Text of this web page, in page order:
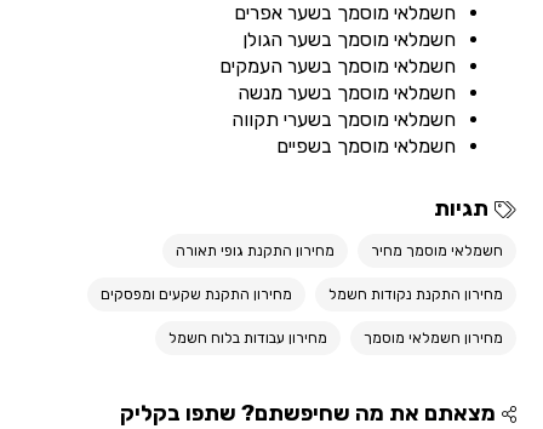
חשמלאי מוסמך בשער אפרים
חשמלאי מוסמך בשער הגולן
חשמלאי מוסמך בשער העמקים
חשמלאי מוסמך בשער מנשה
חשמלאי מוסמך בשערי תקווה
חשמלאי מוסמך בשפיים
תגיות
חשמלאי מוסמך מחיר מחירון התקנת גופי תאורה
מחירון התקנת נקודות חשמל מחירון התקנת שקעים ומפסקים
מחירון חשמלאי מוסמך מחירון עבודות בלוח חשמל
מצאתם את מה שחיפשתם? שתפו בקליק